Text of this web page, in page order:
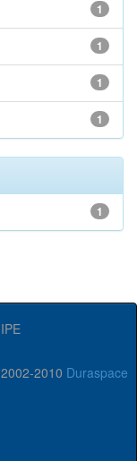
1
1
1
1
1
2010 Duraspace